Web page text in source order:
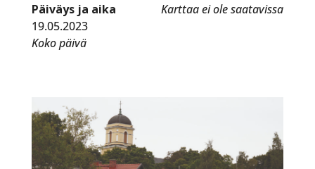
Karttaa ei ole saatavissa
Päiväys ja aika
19.05.2023
Koko päivä